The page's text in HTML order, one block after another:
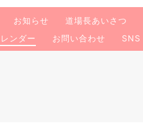
お知らせ 道場長あいさつ
ンダー
お問い合わせ SNS